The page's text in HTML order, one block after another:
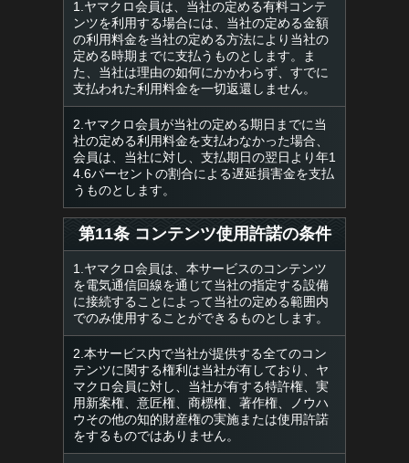
1.ヤマクロ会員は、当社の定める有料コンテ
ンツを利用する場合には、当社の定める金額
の利用料金を当社の定める方法により当社の
定める時期までに支払うものとします。ま
た、当社は理由の如何にかかわらず、すでに
支払われた利用料金を一切返還しません。
2.ヤマクロ会員が当社の定める期日までに当
社の定める利用料金を支払わなかった場合、
会員は、当社に対し、支払期日の翌日より年1
4.6パーセントの割合による遅延損害金を支払
うものとします。
第11条 コンテンツ使用許諾の条件
1.ヤマクロ会員は、本サービスのコンテンツ
を電気通信回線を通じて当社の指定する設備
に接続することによって当社の定める範囲内
でのみ使用することができるものとします。
2.本サービス内で当社が提供する全てのコン
テンツに関する権利は当社が有しており、ヤ
マクロ会員に対し、当社が有する特許権、実
用新案権、意匠権、商標権、著作権、ノウハ
ウその他の知的財産権の実施または使用許諾
をするものではありません。